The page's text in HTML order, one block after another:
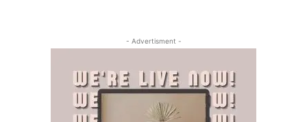
- Advertisment -